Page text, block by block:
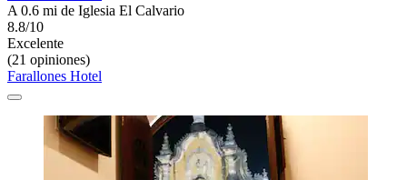
A 0.6 mi de Iglesia El Calvario
8.8/10
Excelente
(21 opiniones)
Farallones Hotel